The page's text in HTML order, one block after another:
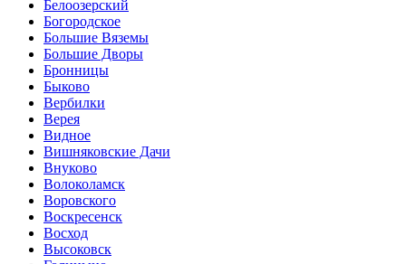
Белоозерский
Богородское
Большие Вяземы
Большие Дворы
Бронницы
Быково
Вербилки
Верея
Видное
Вишняковские Дачи
Внуково
Волоколамск
Воровского
Воскресенск
Восход
Высоковск